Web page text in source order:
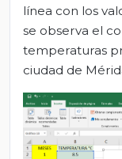
línea con los
se observa el
temperaturas
ciudad de